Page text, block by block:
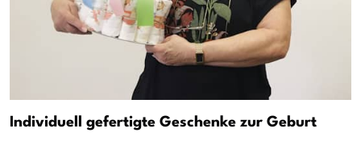
Individuell gefertigte Geschenke zur Geburt